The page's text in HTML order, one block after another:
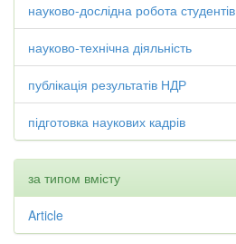
науково-дослідна робота студентів
науково-технічна діяльність
публікація результатів НДР
підготовка наукових кадрів
за типом вмісту
Article